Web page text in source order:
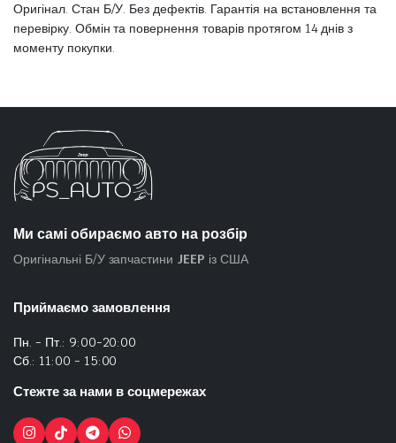
Оригінал. Стан Б/У. Без дефектів. Гарантія на встановлення та
перевірку. Обмін та повернення товарів протягом 14 днів з
моменту покупки.
Ми самі обираємо авто на розбір
Оригінальні Б/У запчастини JEEP із США
Приймаємо замовлення
Пн. - Пт.: 9:00-20:00
Сб.: 11:00 - 15:00
Стежте за нами в соцмережах